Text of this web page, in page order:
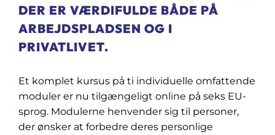
DER ER VÆRDIFULDE BÅDE PÅ
ARBEJDSPLADSEN OG I
PRIVATLIVET.
Et komplet kursus på ti individuelle omfattende
moduler er nu tilgængeligt online på seks EU-
sprog. Modulerne henvender sig til personer,
der ønsker at forbedre deres personlige